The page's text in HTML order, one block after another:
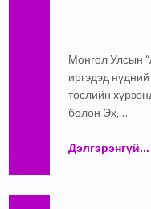
Монгол Улсын
иргэдэд
төслийн
болон Эх,…
Дэлгэрэнгүй“ЭХ, НЯРАЙ…